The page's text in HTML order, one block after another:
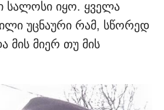
სალოსი იყო. ყველა
უცნაური რამ, სწორედ
მის მიერ თუ მის